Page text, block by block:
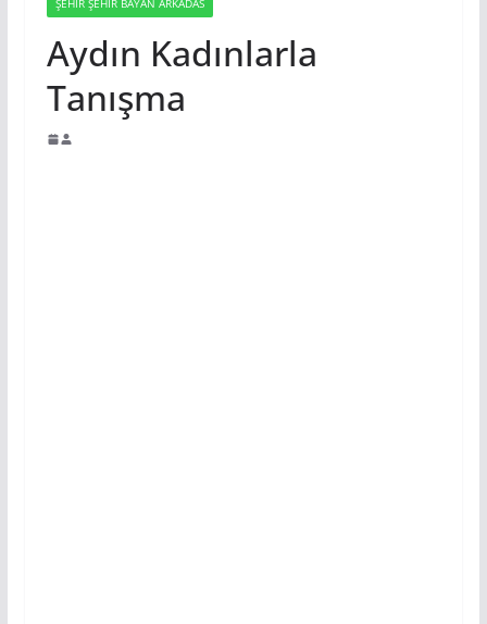
Aydın Kadınlarla
Tanışma